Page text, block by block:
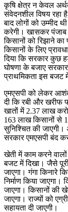
कृषि क्षेत्र न केवल
संवेदनशील विषय
बाद लोगों को उम्मीद
करेगी। खासकर पंजाब
किसानों को रिझाने
किसानों के लिए
दिया कि सरकार कुछ
घोषणा के बजाए
प्राथमिकता इस बजट
एमएसपी को लेकर
दी कि रबी और खरीफ
खातों में 2.37 लाख
163 लाख किसानों से
सुनिश्चित की
सरकार एमएसपी बंद
खेती में काम करने
बजट में दिखा। जैसे
जाएगा। गंगा किनारे
निर्माण किया
जाएगा। किसानों की
जाएगा। राज्यों को
सहायता दी जाएगी।